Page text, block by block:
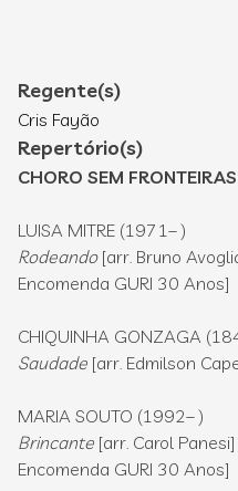
Regente(s)
Cris Fayão
Repertório(s)
CHORO SEM
LUISA MITRE (1971– )
Rodeando [arr. Bruno
Encomenda GURI 30 Anos]
CHIQUINHA GONZAGA
Saudade [arr. Edmilson
MARIA SOUTO (1992– )
Brincante [arr. Carol
Encomenda GURI 30 Anos]